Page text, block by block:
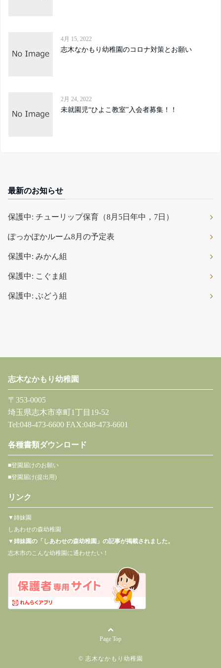
4月 15, 2022
志木なかもり幼稚園のコロナ対策とお願い
2月 24, 2022
未就園児“ひよこ教室”入会者募集！！
最新のお知らせ
保護中: チューリップ保育（8月5日年中，7日）
ぽっかぽかルーム8月の予定表
保護中: みかん組
保護中: こぐま組
保護中: ぶどう組
志木なかもり幼稚園
〒353-0005
埼玉県志木市幸町1丁目19-52
Tel:048-473-6600 FAX:048-473-6601
各種書類ダウンロード
■登園届けのお願い
■登園届け(提出用)
リンク
▼姉妹園
しあわせの森幼稚園
▼姉妹園の「しあわせの森幼稚園」の記事が掲載されました。
志木市のこんな幼稚園に通わせたい！
Page Top
© 志木なかもり幼稚園